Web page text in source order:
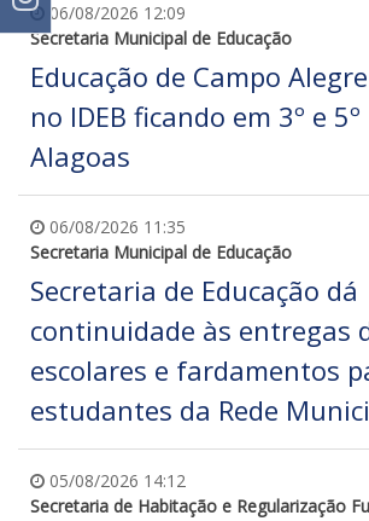
06/08/2026 12:09
Secretaria Municipal de Educação
Educação de Campo
no IDEB ficando em 3º e
Alagoas
06/08/2026 11:35
Secretaria Municipal de Educação
Secretaria de Educação dá
continuidade às entregas
escolares e fardamentos
estudantes da Rede
05/08/2026 14:12
Secretaria de Habitação e Regularização